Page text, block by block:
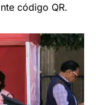
código QR.